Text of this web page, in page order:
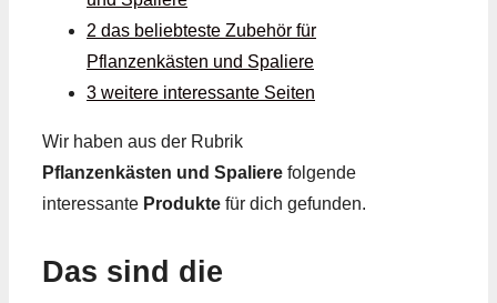
2 das beliebteste Zubehör für
Pflanzenkästen und Spaliere
3 weitere interessante Seiten
Wir haben aus der Rubrik
Pflanzenkästen und Spaliere folgende
interessante Produkte für dich gefunden.
Das sind die